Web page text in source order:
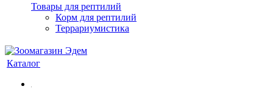
Товары для рептилий
Корм для рептилий
Террариумистика
Каталог